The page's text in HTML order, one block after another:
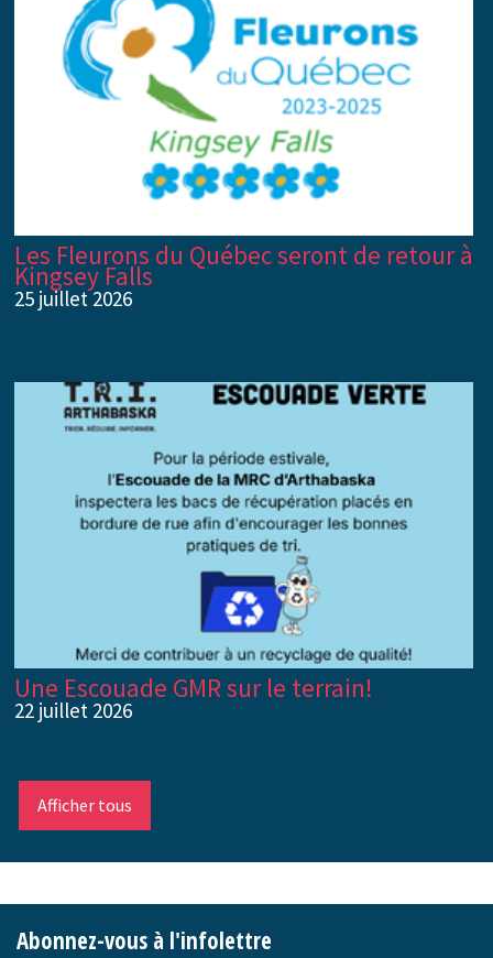
Les Fleurons du Québec seront de retour à
Kingsey Falls
25 juillet 2026
Une Escouade GMR sur le terrain!
22 juillet 2026
Afficher tous
Abonnez-vous à l'infolettre